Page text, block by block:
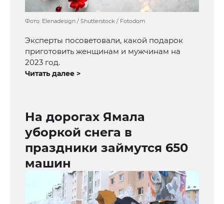
Фото: Elenadesign / Shutterstock / Fotodom
Эксперты посоветовали, какой подарок
приготовить женщинам и мужчинам на
2023 год.
Читать далее >
На дорогах Ямала
уборкой снега в
праздники займутся 650
машин